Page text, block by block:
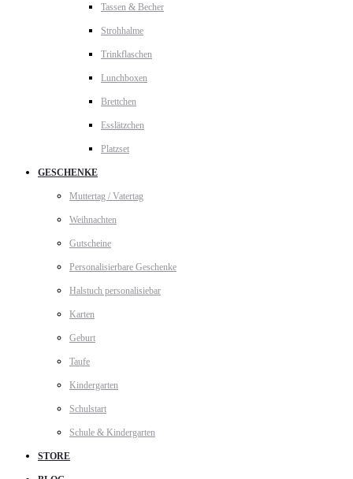
Tassen & Becher
Strohhalme
Trinkflaschen
Lunchboxen
Brettchen
Esslätzchen
Platzset
GESCHENKE
Muttertag / Vatertag
Weihnachten
Gutscheine
Personalisierbare Geschenke
Halstuch personalisiebar
Karten
Geburt
Taufe
Kindergarten
Schulstart
Schule & Kindergarten
STORE